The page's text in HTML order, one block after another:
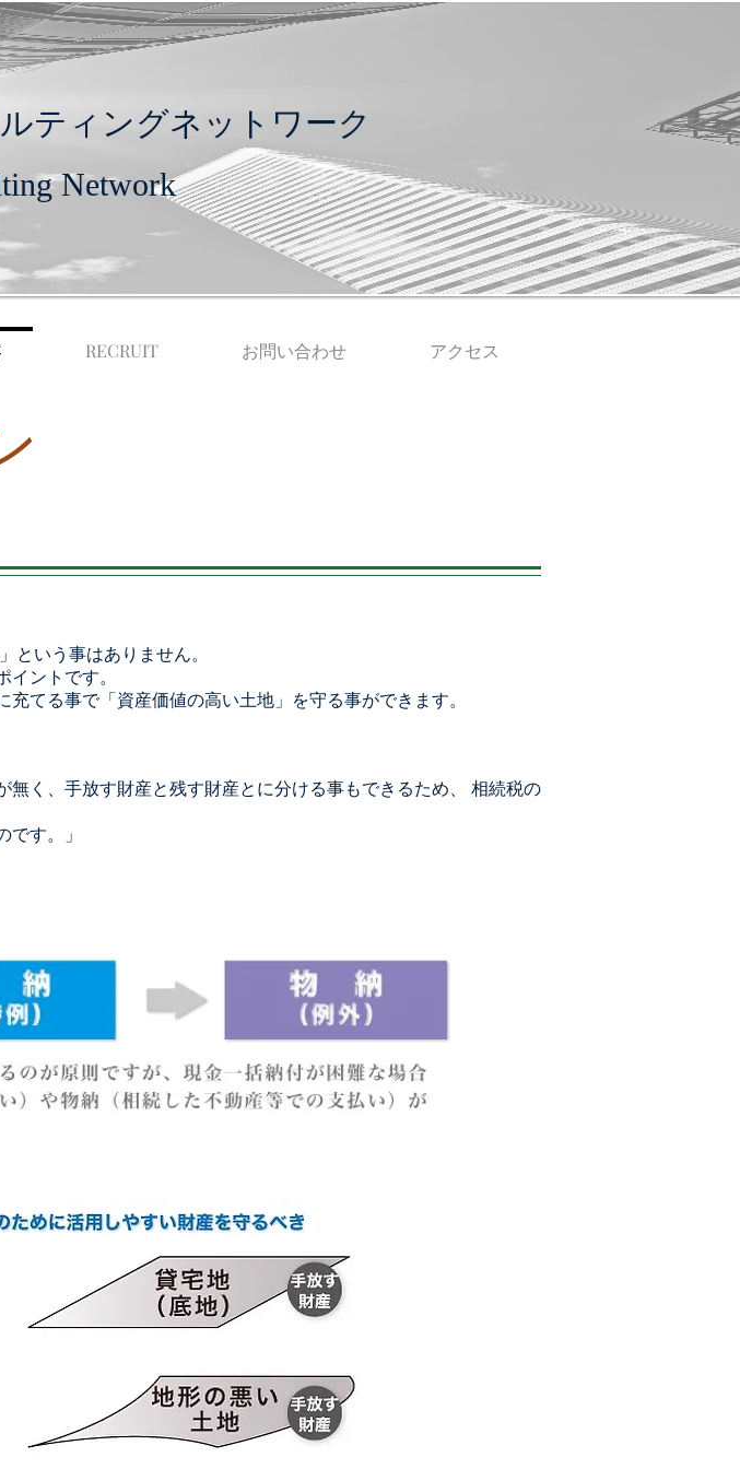
Network
ティングネットワーク
という事はありません。
ントです。
てる事で「資産価値の高い土地」を守る事ができます。
く、手放す財産と残す財産とに分ける事もできるため、 相続税の
です。」
​RECRUIT お問い合わせ アクセス